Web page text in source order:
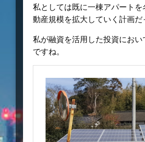
私としては既に一棟アパート
動産規模を拡大していく計画
私が融資を活用した投資にお
ですね。